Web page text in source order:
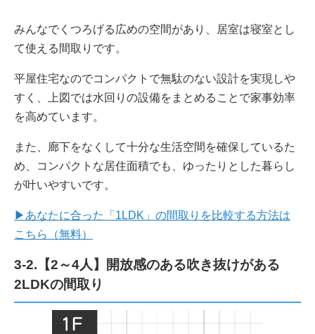
みんなでくつろげる広めの空間があり、居室は寝室とし
て使える間取りです。
平屋住宅なのでコンパクトで無駄のない設計を実現しや
すく、上図では水回りの設備をまとめることで家事効率
を高めています。
また、廊下をなくして十分な生活空間を確保しているた
め、コンパクトな居住面積でも、ゆったりとした暮らし
が叶いやすいです。
▶あなたに合った「1LDK」の間取りを比較する方法は
こちら（無料）
3-2.【2～4人】開放感のある吹き抜けがある
2LDKの間取り